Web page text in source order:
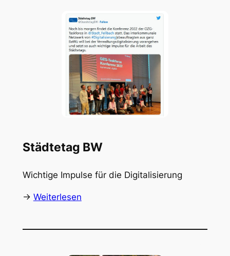
Städtetag BW
Wichtige Impulse für die Digitalisierung
-> Weiterlesen